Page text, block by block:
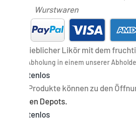
Wurstwaren
Lieblicher Likör mit dem
Abholung in einem unserer
Kostenlos
Die Produkte können zu den
Zu den Depots.
Kostenlos